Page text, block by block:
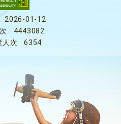
2026-01-12
4443082
人次
6354